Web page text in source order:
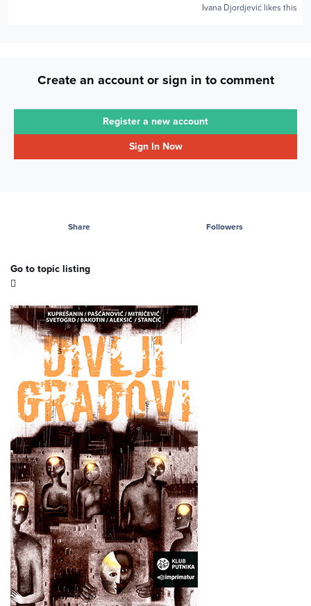
Ivana Djordjević likes this
Create an account or sign in to comment
Register a new account
Sign In Now
Share Followers
Go to topic listing